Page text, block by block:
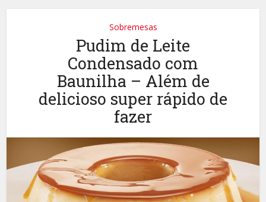
Sobremesas
Pudim de Leite
Condensado com
Baunilha – Além de
delicioso super rápido de
fazer